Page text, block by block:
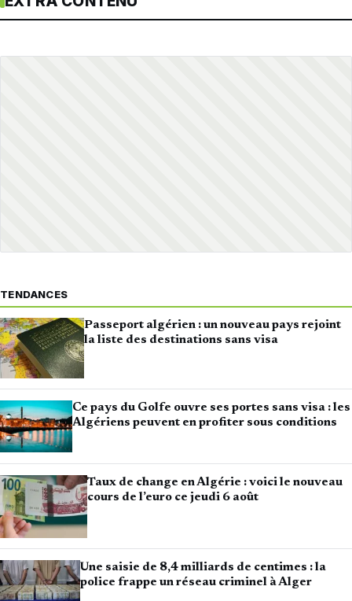
TENDANCES
Passeport algérien : un nouveau pays rejoint
la liste des destinations sans visa
Ce pays du Golfe ouvre ses portes sans visa : les
Algériens peuvent en profiter sous conditions
Taux de change en Algérie : voici le nouveau
cours de l’euro ce jeudi 6 août
Une saisie de 8,4 milliards de centimes : la
police frappe un réseau criminel à Alger